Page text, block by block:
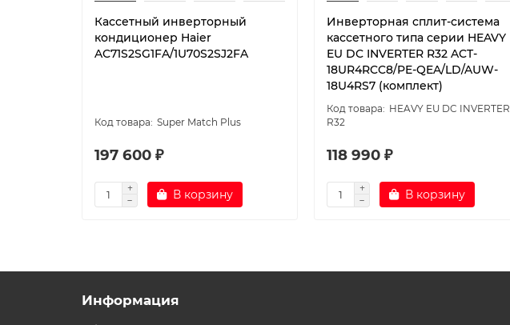
Кассетный инверторный
кондиционер Haier
AC71S2SG1FA/1U70S2SJ2FA
Super Match Plus
197 600 ₽
В корзину
Инверторная сплит-система
кассетного типа серии HEAVY
EU DC INVERTER R32 ACT-
18UR4RCC8/PE-QEA/LD/AUW-
18U4RS7 (комплект)
HEAVY EU DC INVERTER
R32
118 990 ₽
В корзину
Информация